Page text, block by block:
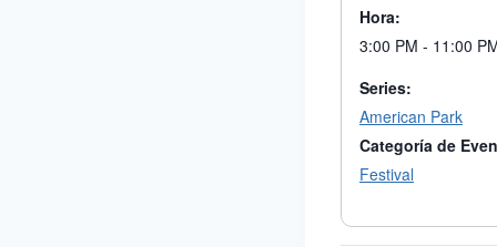
Hora:
3:00 PM - 11:00
Series:
American Park
Categoría de
Festival